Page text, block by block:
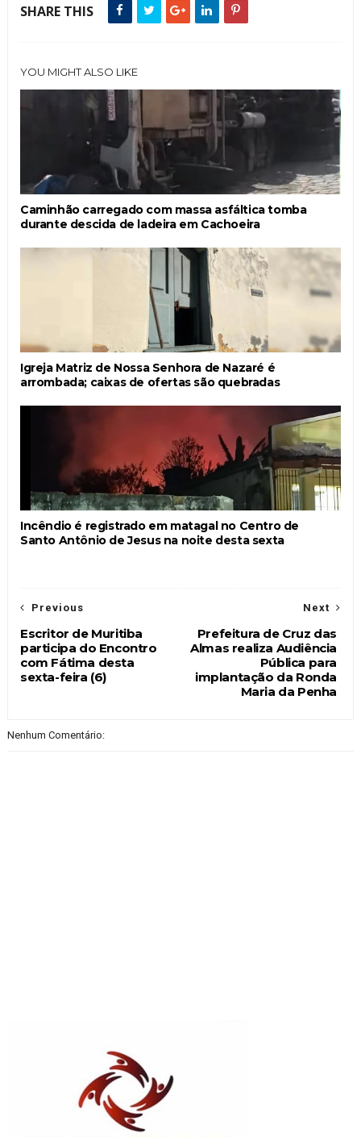
SHARE THIS
YOU MIGHT ALSO LIKE
Caminhão carregado com massa asfáltica tomba
durante descida de ladeira em Cachoeira
Igreja Matriz de Nossa Senhora de Nazaré é
arrombada; caixas de ofertas são quebradas
Incêndio é registrado em matagal no Centro de
Santo Antônio de Jesus na noite desta sexta
Next
Prefeitura de Cruz das
Almas realiza Audiência
Pública para
implantação da Ronda
Maria da Penha
Previous
Escritor de Muritiba
participa do Encontro
com Fátima desta
sexta-feira (6)
Nenhum Comentário: